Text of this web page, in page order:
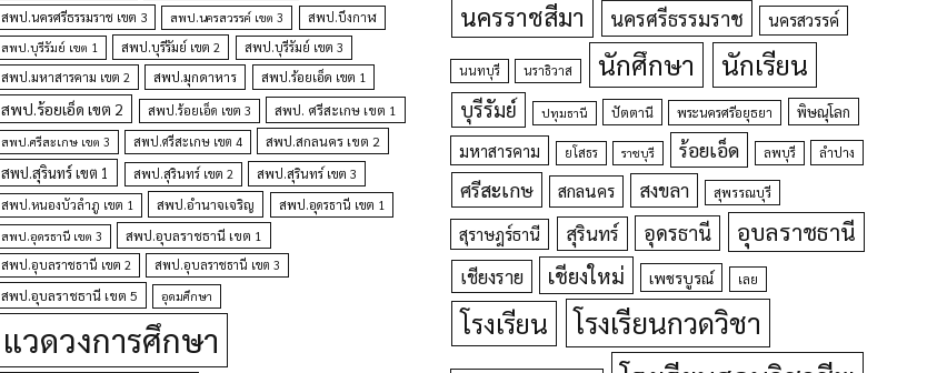
สพป.นครศรีธรรมราช เขต 3 สพป.นครสวรรค์ เขต 3
สพป.บึงกาฬ
สพป.บุรีรัมย์ เขต 1
สพป.บุรีรัมย์ เขต 2
สพป.บุรีรัมย์ เขต 3
สพป.มหาสารคาม เขต 2
สพป.มุกดาหาร สพป.ร้อยเอ็ด เขต 1
สพป.ร้อยเอ็ด เขต 2 สพป.ร้อยเอ็ด เขต 3 สพป. ศรีสะเกษ เขต 1
สพป.ศรีสะเกษ เขต 3 สพป.ศรีสะเกษ เขต 4 สพป.สกลนคร เขต 2
สพป.สุรินทร์ เขต 1 สพป.สุรินทร์ เขต 2
สพป.สุรินทร์ เขต 3
สพป.หนองบัวลำภู เขต 1
สพป.อำนาจเจริญ
สพป.อุดรธานี เขต 1
สพป.อุดรธานี เขต 3
สพป.อุบลราชธานี เขต 1
สพป.อุบลราชธานี เขต 2 สพป.อุบลราชธานี เขต 3
สพป.อุบลราชธานี เขต 5 อุดมศึกษา
แวดวงการศึกษา
นครราชสีมา นครศรีธรรมราช นครสวรรค์
นนทบุรี นราธิวาส นักศึกษา นักเรียน
บุรีรัมย์ ปทุมธานี ปัตตานี พระนครศรีอยุธยา พิษณุโลก
มหาสารคาม ยโสธร ราชบุรี ร้อยเอ็ด ลพบุรี ลำปาง
ศรีสะเกษ สกลนคร สงขลา สุพรรณบุรี
สุราษฎร์ธานี สุรินทร์ อุดรธานี อุบลราชธานี
เชียงราย เชียงใหม่ เพชรบูรณ์ เลย
โรงเรียน โรงเรียนกวดวิชา